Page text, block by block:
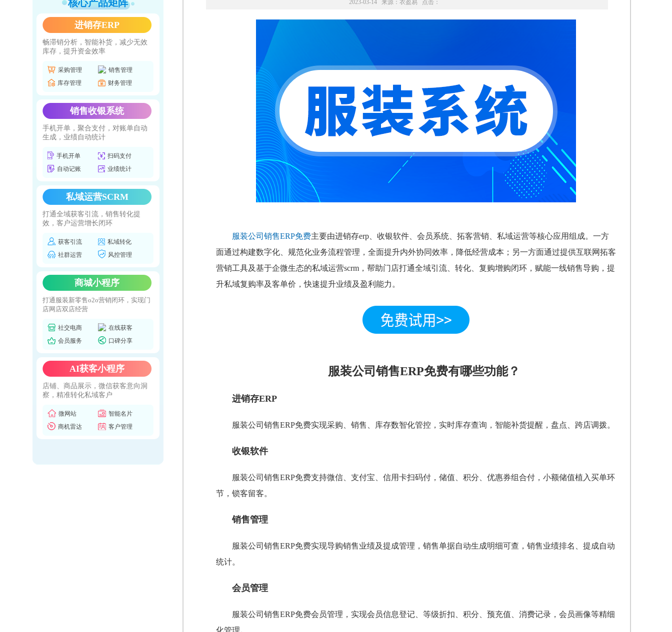
核心产品矩阵
进销存ERP
畅滞销分析，智能补货，减少无效
库存，提升资金效率
采购管理
销售管理
库存管理
财务管理
销售收银系统
手机开单，聚合支付，对账单自动
生成，业绩自动统计
手机开单
扫码支付
自动记账
业绩统计
私域运营SCRM
打通全域获客引流，销售转化提
效，客户运营增长闭环
获客引流
私域转化
社群运营
风控管理
商城小程序
打通服装新零售o2o营销闭环，实现门
店网店双店经营
社交电商
在线获客
会员服务
口碑分享
AI获客小程序
店铺、商品展示，微信获客意向洞
察，精准转化私域客户
微网站
智能名片
商机雷达
客户管理
2023-03-14 来源： 衣盈易 点击：
服装公司销售ERP免费主要由进销存erp、收银软件、会员系统、拓客营销、私域运营等核心应用组成。一方
面通过构建数字化、规范化业务流程管理，全面提升内外协同效率，降低经营成本；另一方面通过提供互联网拓客
营销工具及基于企微生态的私域运营scrm，帮助门店打通全域引流、转化、复购增购闭环，赋能一线销售导购，提
升私域复购率及客单价，快速提升业绩及盈利能力。
服装公司销售ERP免费有哪些功能？
进销存ERP
服装公司销售ERP免费实现采购、销售、库存数智化管控，实时库存查询，智能补货提醒，盘点、跨店调拨。
收银软件
服装公司销售ERP免费支持微信、支付宝、信用卡扫码付，储值、积分、优惠券组合付，小额储值植入买单环
节，锁客留客。
销售管理
服装公司销售ERP免费实现导购销售业绩及提成管理，销售单据自动生成明细可查，销售业绩排名、提成自动
统计。
会员管理
服装公司销售ERP免费会员管理，实现会员信息登记、等级折扣、积分、预充值、消费记录，会员画像等精细
化管理。